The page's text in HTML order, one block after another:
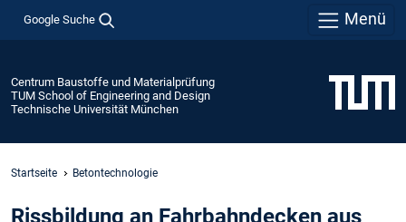
Google Suche Menü
Centrum Baustoffe und Materialprüfung
TUM School of Engineering and Design
Technische Universität München
Startseite Betontechnologie